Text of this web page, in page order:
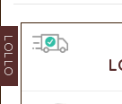
LOLLO